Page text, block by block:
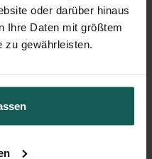
oder darüber hinaus
Ihre Daten mit größtem
zu gewährleisten.